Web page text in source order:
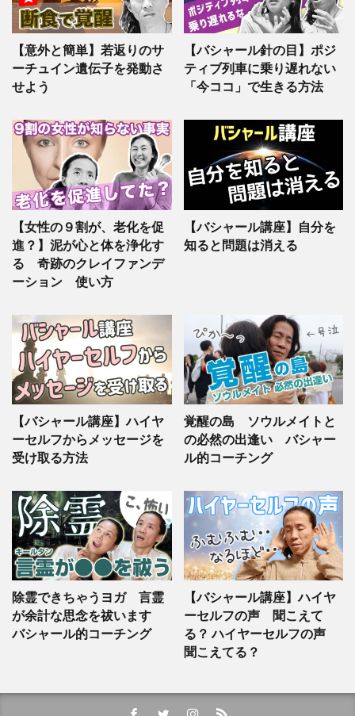
【意外と簡単】若返りのサ
ーチュイン遺伝子を発動さ
せよう
【バシャール針の目】ポジ
ティブ列車に乗り遅れない
「今ココ」で生きる方法
【女性の９割が、老化を促
進？】泥が心と体を浄化す
る 奇跡のクレイファンデ
ーション 使い方
【バシャール講座】自分を
知ると問題は消える
【バシャール講座】ハイヤ
ーセルフからメッセージを
受け取る方法
覚醒の島 ソウルメイトと
の必然の出逢い バシャー
ル的コーチング
除霊できちゃうヨガ 言霊
が余計な思念を祓います
バシャール的コーチング
【バシャール講座】ハイヤ
ーセルフの声 聞こえて
る？ ハイヤーセルフの声
聞こえてる？